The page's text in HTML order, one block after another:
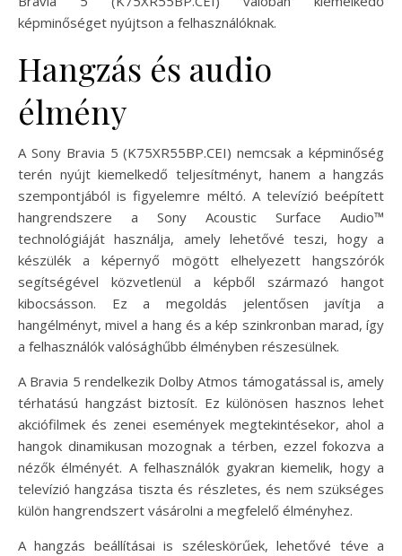
képminőséget nyújtson a felhasználóknak.
Hangzás és audio
élmény
A Sony Bravia 5 (K75XR55BP.CEI) nemcsak a képminőség
terén nyújt kiemelkedő teljesítményt, hanem a hangzás
szempontjából is figyelemre méltó. A televízió beépített
hangrendszere a Sony Acoustic Surface Audio™
technológiáját használja, amely lehetővé teszi, hogy a
készülék a képernyő mögött elhelyezett hangszórók
segítségével közvetlenül a képből származó hangot
kibocsásson. Ez a megoldás jelentősen javítja a
hangélményt, mivel a hang és a kép szinkronban marad, így
a felhasználók valósághűbb élményben részesülnek.
A Bravia 5 rendelkezik Dolby Atmos támogatással is, amely
térhatású hangzást biztosít. Ez különösen hasznos lehet
akciófilmek és zenei események megtekintésekor, ahol a
hangok dinamikusan mozognak a térben, ezzel fokozva a
nézők élményét. A felhasználók gyakran kiemelik, hogy a
televízió hangzása tiszta és részletes, és nem szükséges
külön hangrendszert vásárolni a megfelelő élményhez.
A hangzás beállításai is széleskörűek, lehetővé téve a